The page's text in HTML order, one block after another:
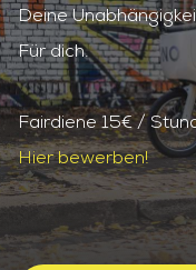
UNSERE LÖSUNGEN
LOGISTIK
HANDWERK
FACILITY
TECHNISCHER
SERVICE-ANLIEGEN
UNFALL MELDEN
STANDORTE
ÜBER ONOMOTION
NEWS & EVENTS
UNSERE
Deine
Für dich.
Fairdiene 15€ /
Hier bewerben!